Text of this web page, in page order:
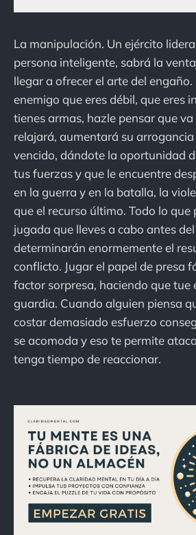
La manipulación. Un ejército
persona inteligente, sabrá la
llegar a ofrecer el arte del
enemigo que eres débil, que eres
tienes armas, hazle pensar que va
relajará, aumentará su
vencido, dándote la oportunidad
tus fuerzas y que le encuentre
en la guerra y en la batalla, la
que el recurso último. Todo lo que
jugada que lleves a cabo antes
determinarán enormemente el
conflicto. Jugar el papel de presa
factor sorpresa, haciendo que tue
guardia. Cuando alguien piensa
costar demasiado esfuerzo
se acomoda y eso te permite
tenga tiempo de reaccionar.